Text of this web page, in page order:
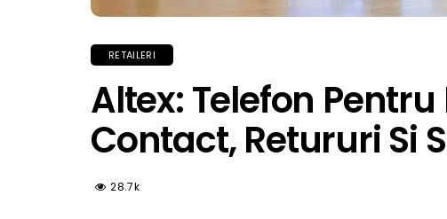
RETAILERI
Altex: Telefon
Contact, Retururi Si
28.7k